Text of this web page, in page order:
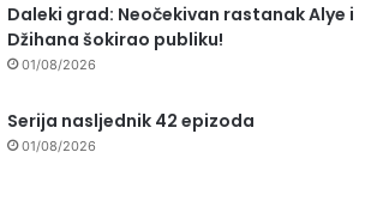
Daleki grad: Neočekivan rastanak Alye i
Džihana šokirao publiku!
01/08/2026
Serija nasljednik 42 epizoda
01/08/2026